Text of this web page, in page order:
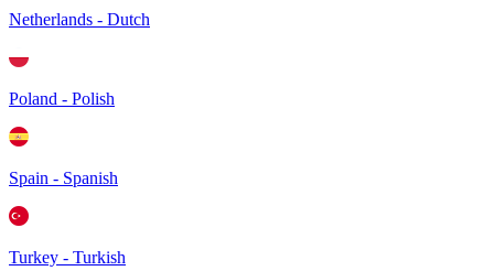
Netherlands - Dutch
Poland - Polish
Spain - Spanish
Turkey - Turkish